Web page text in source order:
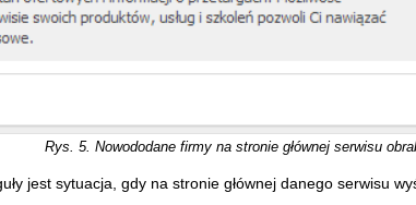
Rys. 5. Nowododane firmy na stronie głównej serwisu
jest sytuacja, gdy na stronie głównej danego serwisu